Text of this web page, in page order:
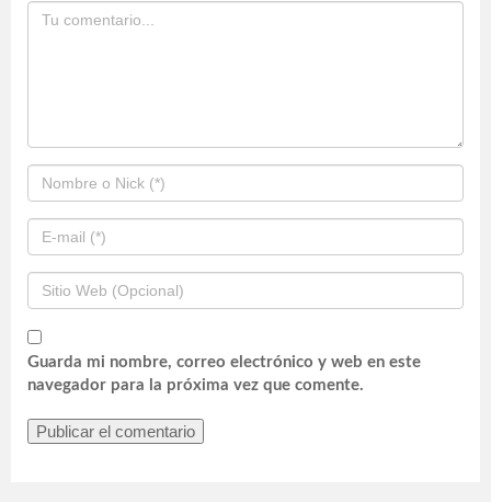
Guarda mi nombre, correo electrónico y web en este
navegador para la próxima vez que comente.